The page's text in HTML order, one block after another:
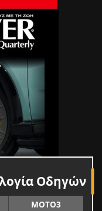
Οδηγών
MOTO3